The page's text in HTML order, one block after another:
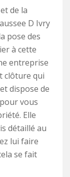
de la
D Ivry
pose des
à cette
entreprise
clôture qui
dispose de
vous
Elle
détaillé au
lui faire
se fait